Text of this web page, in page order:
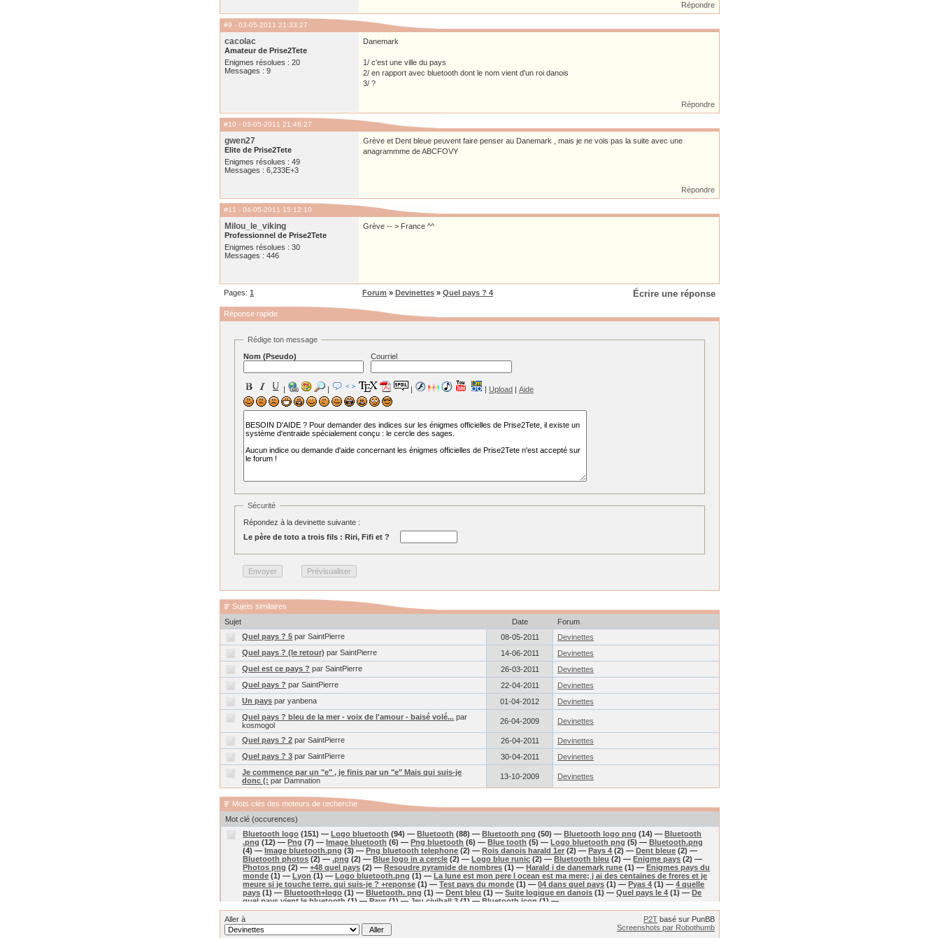
Répondre
#9 - 03-05-2011 21:33:27
cacolac
Amateur de Prise2Tete
Enigmes résolues : 20
Messages : 9
Danemark
1/ c'est une ville du pays
2/ en rapport avec bluetooth dont le nom vient d'un roi danois
3/ ?
Répondre
#10 - 03-05-2011 21:46:27
gwen27
Elite de Prise2Tete
Enigmes résolues : 49
Messages : 6,233E+3
Grève et Dent bleue peuvent faire penser au Danemark , mais je ne vois pas la suite avec une
anagrammme de ABCFOVY
Répondre
#11 - 04-05-2011 15:12:10
Milou_le_viking
Professionnel de Prise2Tete
Enigmes résolues : 30
Messages : 446
Grève -- > France ^^
Écrire une réponse
Pages: 1 Forum » Devinettes » Quel pays ? 4
Réponse rapide
Rédige ton message
Nom (Pseudo)
Courriel
| | | | Upload | Aide
Sécurité
Répondez à la devinette suivante :
Le père de toto a trois fils : Riri, Fifi et ?
Sujets similaires
Sujet
Date
Forum
Quel pays ? 5 par SaintPierre 08-05-2011
Devinettes
Quel pays ? (le retour) par SaintPierre 14-06-2011
Devinettes
Quel est ce pays ? par SaintPierre 26-03-2011
Devinettes
Quel pays ? par SaintPierre 22-04-2011
Devinettes
Un pays par yanbena 01-04-2012
Devinettes
Quel pays ? bleu de la mer - voix de l'amour - baisé volé... par
kosmogol
26-04-2009 Devinettes
Quel pays ? 2 par SaintPierre 26-04-2011
Devinettes
Quel pays ? 3 par SaintPierre 30-04-2011
Devinettes
Je commence par un "e" , je finis par un "e" Mais qui suis-je
donc (: par Damnation 13-10-2009 Devinettes
Mots clés des moteurs de recherche
Mot clé (occurences)
Bluetooth logo (151) —Logo bluetooth (94) —Bluetooth (88) —Bluetooth png (50) —Bluetooth logo png (14) —Bluetooth
.png (12) —Png (7) —Image bluetooth (6) —Png bluetooth (6) —Blue tooth (5) —Logo bluetooth png (5) —Bluetooth.png
(4) —Image bluetooth.png (3) —Png bluetooth telephone (2) —Rois danois harald 1er (2) —Pays 4 (2) —Dent bleue (2) —
Bluetooth photos (2) —.png (2) —Blue logo in a cercle (2) —Logo blue runic (2) —Bluetooth bleu (2) —Enigme pays (2) —
Photos png (2) —+48 quel pays (2) —Resoudre pyramide de nombres (1) —Harald i de danemark rune (1) —Enigmes pays du
monde (1) —Lyon (1) —Logo bluetooth.png (1) —La lune est mon pere l ocean est ma mere; j ai des centaines de freres et je
meure si je touche terre. qui suis-je ? +reponse (1) —Test pays du monde (1) —04 dans quel pays (1) —Pyas 4 (1) —4 quelle
pays (1) —Bluetooth+logo (1) —Bluetooth. png (1) —Dent bleu (1) —Suite logique en danois (1) —Quel pays le 4 (1) —De
quel pays vient le bluetooth (1) —Pays (1) — Jeu civiball 3 (1) —Bluetooth icon (1) —
Aller à P2T basé sur PunBB
Screenshots par Robothumb